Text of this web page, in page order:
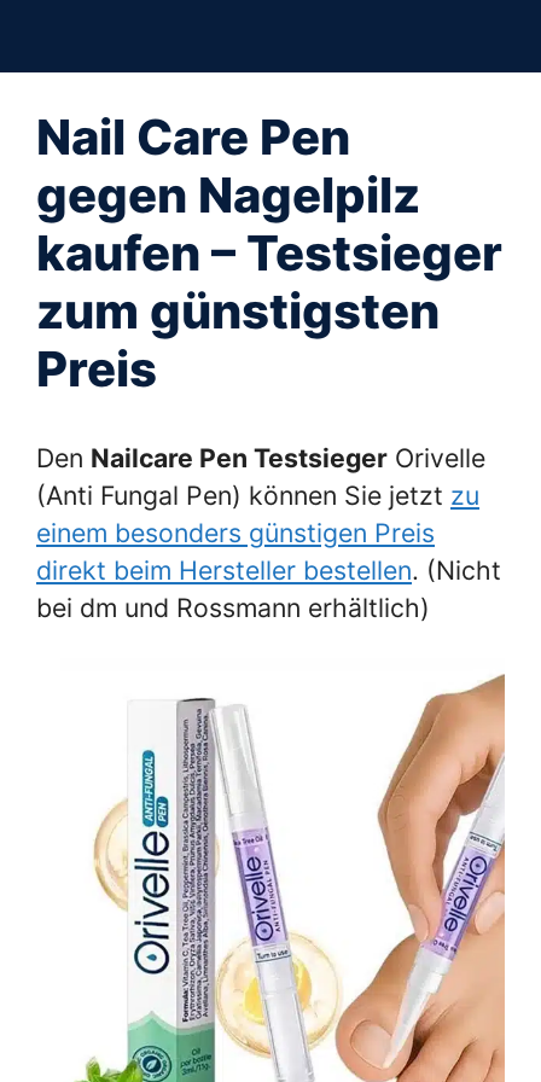
springen
Nail Care Pen
gegen Nagelpilz
kaufen – Testsieger
zum günstigsten
Preis
Den Nailcare Pen Testsieger Orivelle
(Anti Fungal Pen) können Sie jetzt zu
einem besonders günstigen Preis
direkt beim Hersteller bestellen. (Nicht
bei dm und Rossmann erhältlich)